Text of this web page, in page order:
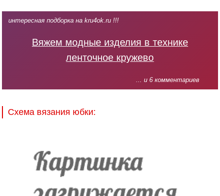
интересная подборка на kru4ok.ru !!!
Вяжем модные изделия в технике
ленточное кружево
... и 6 комментариев
Схема вязания юбки: